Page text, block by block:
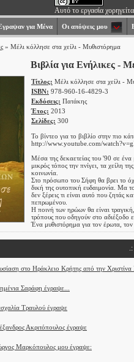
Αυτό το εργασία
για Μένα Οι απόψεις μου
» Μέλι κόλλησε στα χείλι - Μυθιστόρημα
Βιβλία για Ενήλικες -
Τίτλος: Μέλι κόλλησε στα χείλι -
ISBN: 978-960-16-4829-3
Εκδόσεις: Πατάκης
Έτος: 2013
Σελίδες: 300
Το βίντεο για το βιβλίο στην πιο
http://www.youtube.com/
Μέσα της δεκαετείας του '90 σε
μικρός τόπος την πνίγει, τα χείλη
κοινωνία.
Στο πρόσωπο του Σήφη θα βρει το
δική της ουτοπική ευδαιμονία. Μα
δεν ξέρεις τι είναι αυτό που ζητάς
πεπρωμένου.
Η ποινή των ηρώων θα είναι
τρόπους που οδηγούν στο αδιέξοδο
Ένα μυθιστόρημα για τον έρωτα,
στο Ηράκλειο Κρήτης από την
Σαράφη έγραψε...
Τραυλού έγραψε
Ακριτόπουλος έγραψε
Μαρκόπουλος μου έγραψε: